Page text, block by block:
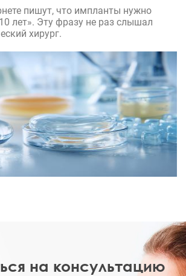
пишут, что импланты нужно
лет». Эту фразу не раз слышал
хирург.
на консультацию